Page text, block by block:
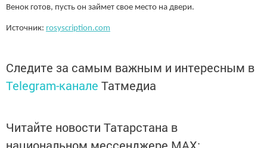
Венок готов, пусть он займет свое место на двери.
Источник: rosyscription.com
Следите за самым важным и интересным в
Telegram-канале Татмедиа
Читайте новости Татарстана в